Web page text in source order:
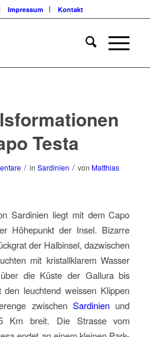
Impressum Kontakt
Testa
/ in Sardinien / von Matthias
Sardinien liegt mit dem Capo
Höhepunkt der Insel. Bizarre
der Halbinsel, dazwischen
mit kristallklarem Wasser
die Küste der Gallura bis
leuchtend weissen Klippen
zwischen Sardinien und
Km breit. Die Strasse vom